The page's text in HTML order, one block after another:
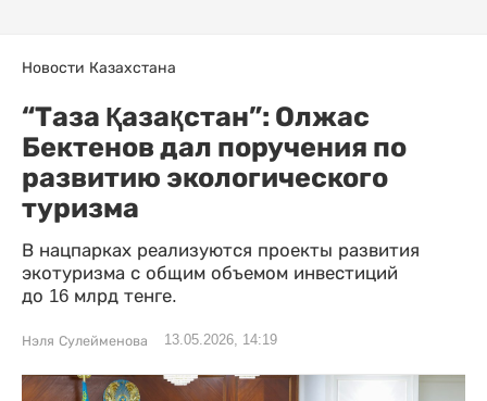
Новости Казахстана
“Таза Қазақстан”: Олжас
Бектенов дал поручения по
развитию экологического
туризма
В нацпарках реализуются проекты развития
экотуризма с общим объемом инвестиций
до 16 млрд тенге.
Нэля Сулейменова 13.05.2026, 14:19